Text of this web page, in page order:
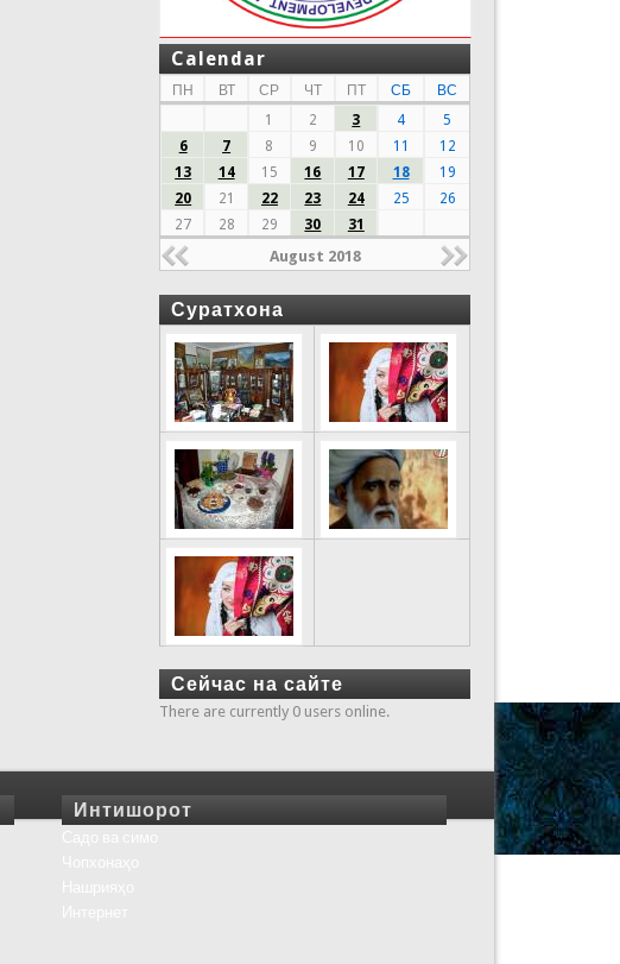
Calendar
ПН ВТ СР ЧТ ПТ СБ
ВС
1
2 3 4
5
6
7 8 9 10 11
12
13
14 15 16 17 18
19
20
21 22 23 24 25
26
27
28 29 30 31
August 2018
Суратхона
Сейчас на сайте
There are currently 0 users online.
Интишорот